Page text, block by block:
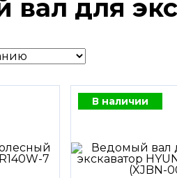
для
В наличии